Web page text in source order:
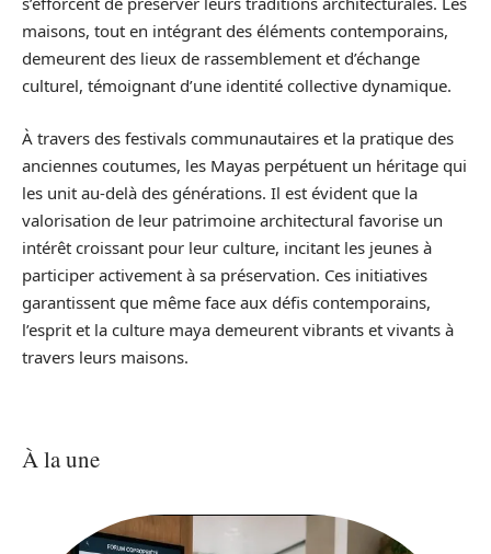
maisons, tout en intégrant des éléments contemporains,
demeurent des lieux de rassemblement et d’échange
culturel, témoignant d’une identité collective dynamique.
À travers des festivals communautaires et la pratique des
anciennes coutumes, les Mayas perpétuent un héritage qui
les unit au-delà des générations. Il est évident que la
valorisation de leur patrimoine architectural favorise un
intérêt croissant pour leur culture, incitant les jeunes à
participer activement à sa préservation. Ces initiatives
garantissent que même face aux défis contemporains,
l’esprit et la culture maya demeurent vibrants et vivants à
travers leurs maisons.
À la une